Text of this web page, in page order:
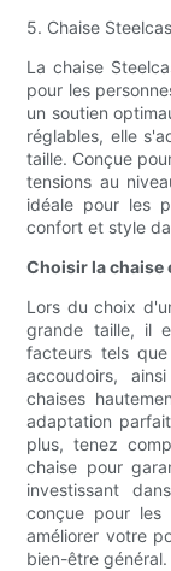
5. Chaise
La chaise
pour les
un soutien
réglables, elle
taille. Conçue
tensions au
idéale pour les
confort et style
Choisir la chaise
Lors du choix
grande taille, il
facteurs tels
accoudoirs,
chaises
adaptation
plus, tenez
chaise pour
investissant
conçue pour les
améliorer votre
bien-être général.